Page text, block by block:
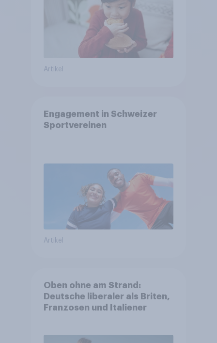
Artikel
Engagement in Schweizer
Sportvereinen
Artikel
Oben ohne am Strand:
Deutsche liberaler als Briten,
Franzosen und Italiener